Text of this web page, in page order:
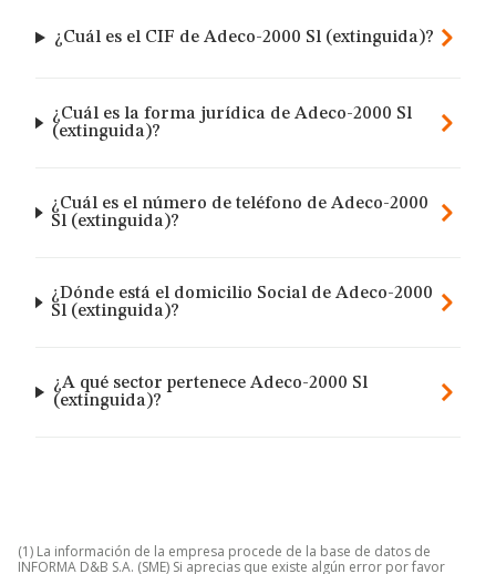
¿Cuál es el CIF de Adeco-2000 Sl (extinguida)?
¿Cuál es la forma jurídica de Adeco-2000 Sl
(extinguida)?
¿Cuál es el número de teléfono de Adeco-2000
Sl (extinguida)?
¿Dónde está el domicilio Social de Adeco-2000
Sl (extinguida)?
¿A qué sector pertenece Adeco-2000 Sl
(extinguida)?
(1) La información de la empresa procede de la base de datos de
INFORMA D&B S.A. (SME) Si aprecias que existe algún error por favor